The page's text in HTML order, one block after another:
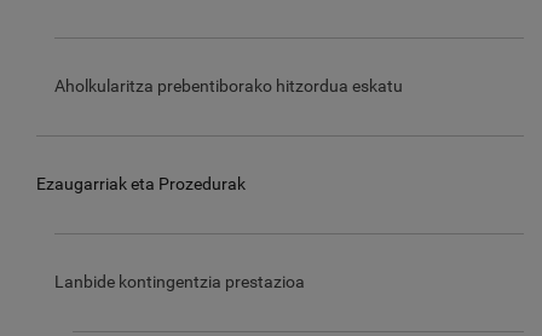
Aholkularitza prebentiborako hitzordua eskatu
Ezaugarriak eta Prozedurak
Lanbide kontingentzia prestazioa